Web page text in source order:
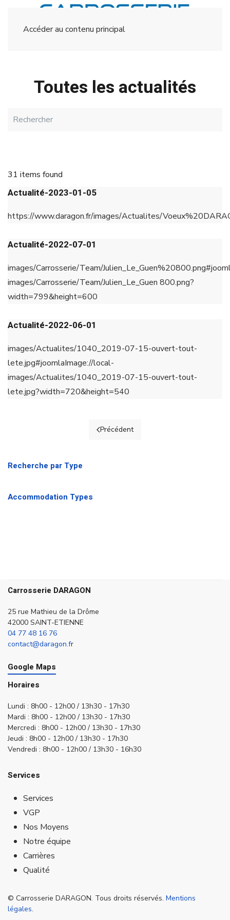
Accéder au contenu principal
Toutes les actualités
31 items found
Actualité-2023-01-05
https://www.daragon.fr/images/Actualites/
Actualité-2022-07-01
images/Carrosserie/Team/
images/Carrosserie/Team/Julien_Le_Guen 800.png?
width=799&height=600
Actualité-2022-06-01
images/Actualites/1040_2019-07-15-ouvert-tout-
lete.jpg#joomlaImage://local-
images/Actualites/1040_2019-07-15-ouvert-tout-
lete.jpg?width=720&height=540
Précédent
Recherche par Type
Accommodation Types
Carrosserie DARAGON
25 rue Mathieu de la Drôme
42000 SAINT-ETIENNE
04 77 48 16 76
contact@daragon.fr
Google Maps
Horaires
Lundi : 8h00 - 12h00 / 13h30 - 17h30
Mardi : 8h00 - 12h00 / 13h30 - 17h30
Mercredi : 8h00 - 12h00 / 13h30 - 17h30
Jeudi : 8h00 - 12h00 / 13h30 - 17h30
Vendredi : 8h00 - 12h00 / 13h30 - 16h30
Services
Services
VGP
Nos Moyens
Notre équipe
Carrières
Qualité
© Carrosserie DARAGON. Tous droits réservés. Mentions
légales.